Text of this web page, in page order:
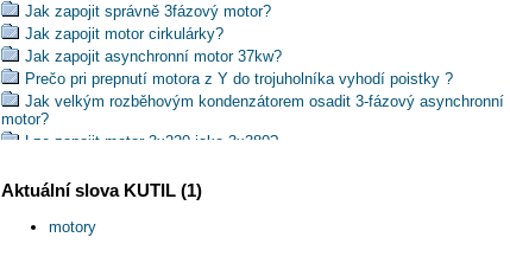
Jak zapojit správně 3fázový motor?
Jak zapojit motor cirkulárky?
Jak zapojit asynchronní motor 37kw?
Prečo pri prepnutí motora z Y do trojuholníka vyhodí poistky ?
Jak velkým rozběhovým kondenzátorem osadit 3-fázový asynchronní
motor?
Lze zapojit motor 3x220 jako 3x380?
Jaký typ odrušovacích kondenzátorů zvolit k elektromotoru?
Proč mi proudový chránič vyhazuje motor?
Aktuální slova KUTIL (1)
motory